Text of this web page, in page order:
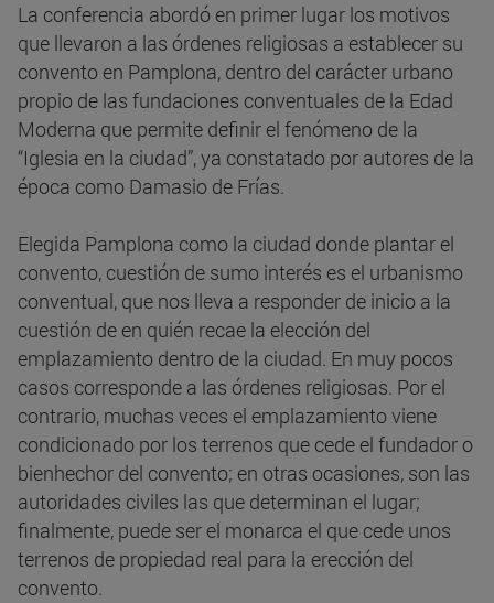
La conferencia abordó en primer lugar los motivos
que llevaron a las órdenes religiosas a establecer su
convento en Pamplona, dentro del carácter urbano
propio de las fundaciones conventuales de la Edad
Moderna que permite definir el fenómeno de la
“Iglesia en la ciudad”, ya constatado por autores de la
época como Damasio de Frías.
Elegida Pamplona como la ciudad donde plantar el
convento, cuestión de sumo interés es el urbanismo
conventual, que nos lleva a responder de inicio a la
cuestión de en quién recae la elección del
emplazamiento dentro de la ciudad. En muy pocos
casos corresponde a las órdenes religiosas. Por el
contrario, muchas veces el emplazamiento viene
condicionado por los terrenos que cede el fundador o
bienhechor del convento; en otras ocasiones, son las
autoridades civiles las que determinan el lugar;
finalmente, puede ser el monarca el que cede unos
terrenos de propiedad real para la erección del
convento.